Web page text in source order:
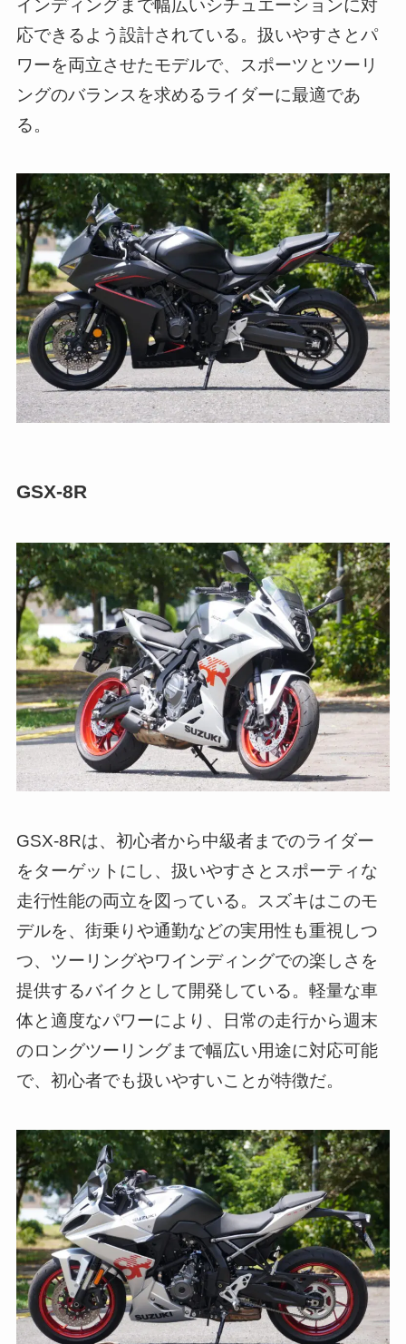
インディングまで幅広いシチュエーションに対
応できるよう設計されている。扱いやすさとパ
ワーを両立させたモデルで、スポーツとツーリ
ングのバランスを求めるライダーに最適であ
る。
GSX-8R
GSX-8Rは、初心者から中級者までのライダー
をターゲットにし、扱いやすさとスポーティな
走行性能の両立を図っている。スズキはこのモ
デルを、街乗りや通勤などの実用性も重視しつ
つ、ツーリングやワインディングでの楽しさを
提供するバイクとして開発している。軽量な車
体と適度なパワーにより、日常の走行から週末
のロングツーリングまで幅広い用途に対応可能
で、初心者でも扱いやすいことが特徴だ。